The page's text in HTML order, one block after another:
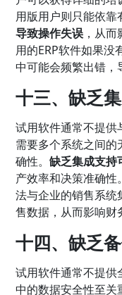
用版用户则只能依
导致操作失误 ，从
用的ERP软件如果没
中可能会频繁出错，
十三、缺乏
试用软件通常不提
需要多个系统之间
确性。缺乏集成支持
产效率和决策准确
法与企业的销售系统
售数据，从而影响财
十四、缺乏
试用软件通常不提
中的数据安全性至关